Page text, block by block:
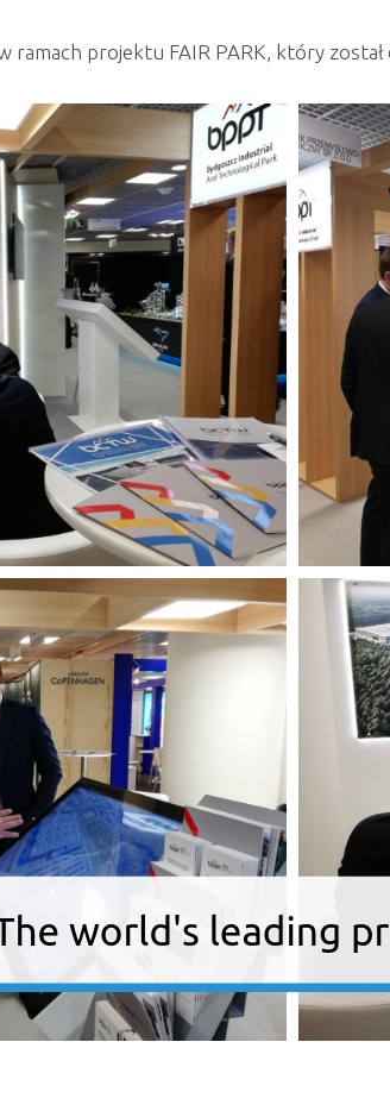
ramach projektu FAIR PARK, który